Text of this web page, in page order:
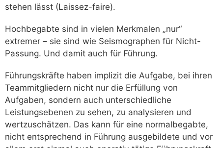
stehen lässt (Laissez-faire).
Hochbegabte sind in vielen Merkmalen „nur“
extremer – sie sind wie Seismographen für Nicht-
Passung. Und damit auch für Führung.
Führungskräfte haben implizit die Aufgabe, bei ihren
Teammitgliedern nicht nur die Erfüllung von
Aufgaben, sondern auch unterschiedliche
Leistungsebenen zu sehen, zu analysieren und
wertzuschätzen. Das kann für eine normalbegabte,
nicht entsprechend in Führung ausgebildete und vor